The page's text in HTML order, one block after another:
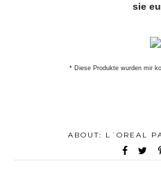
sie
* Diese Produkte wurden mir
ABOUT: L´OREAL